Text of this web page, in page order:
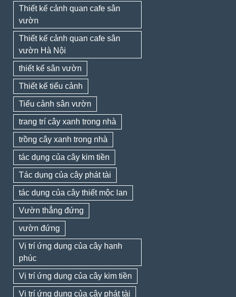
Thiết kế cảnh quan cafe sân
vườn
Thiết kế cảnh quan cafe sân
vườn Hà Nội
thiết kế sân vườn
Thiết kế tiểu cảnh
Tiểu cảnh sân vườn
trang trí cây xanh trong nhà
trồng cây xanh trong nhà
tác dụng của cây kim tiền
Tác dụng của cây phát tài
tác dụng của cây thiết mộc lan
Vườn thẳng đứng
vườn đứng
Vị trí ứng dụng của cây hạnh
phúc
Vị trí ứng dụng của cây kim tiền
Vị trí ứng dụng của cây phát tài